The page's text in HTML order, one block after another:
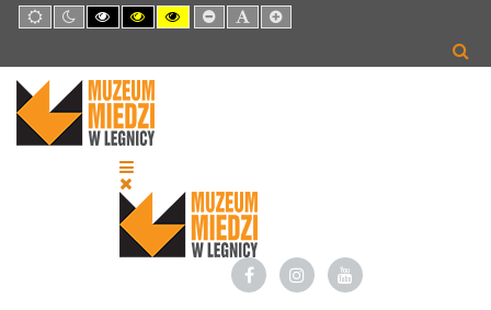
Default
mode
Night
mode
High
Contrast
mode
High
Contrast
mode
High
Contrast
mode
Set
Smaller
Set
Default
Set
Larger